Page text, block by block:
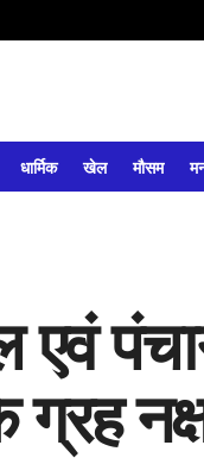
धार्मिक खेल मौसम